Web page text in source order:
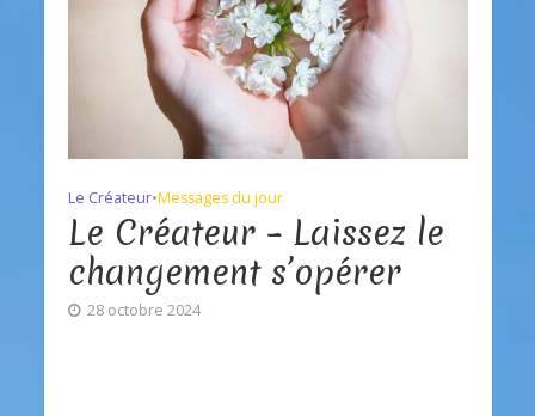
Le Créateur•Messages du jour
Le Créateur – Laissez le
changement s’opérer
28 octobre 2024